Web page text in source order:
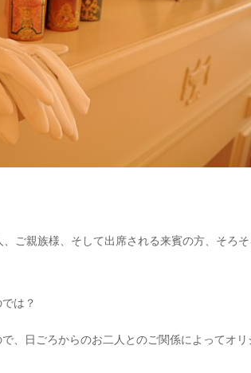
ご親族様、そして出席される来賓の方、そろ
は？
、日ごろからのお二人とのご関係によってオ